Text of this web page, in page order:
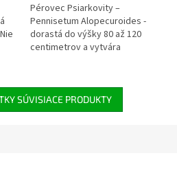
Pérovec Psiarkovity –
Pennisetum Alopecuroides -
dorastá do výšky 80 až 120
centimetrov a vytvára
zakrivené, sivozelené listy.
Rastlinu je najlepšie umiestniť
na slnečnú a teplú polohu, ktorá
SÚVISIACE PRODUKTY